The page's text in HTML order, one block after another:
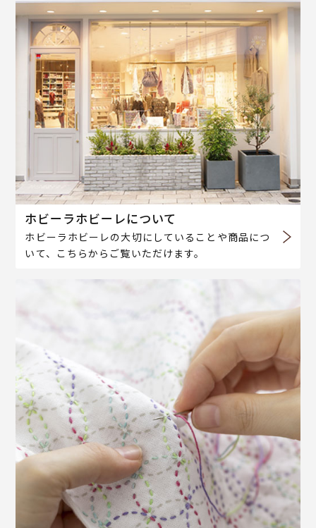
ホビーラホビーレについて
ホビーラホビーレの大切にしていることや商品につ
いて、こちらからご覧いただけます。